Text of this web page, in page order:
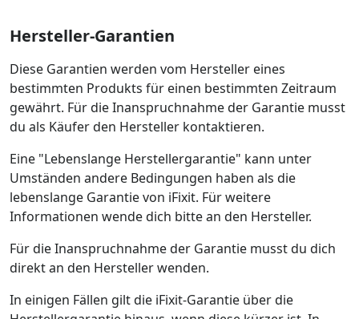
Hersteller-Garantien
Diese Garantien werden vom Hersteller eines
bestimmten Produkts für einen bestimmten Zeitraum
gewährt. Für die Inanspruchnahme der Garantie musst
du als Käufer den Hersteller kontaktieren.
Eine "Lebenslange Herstellergarantie" kann unter
Umständen andere Bedingungen haben als die
lebenslange Garantie von iFixit. Für weitere
Informationen wende dich bitte an den Hersteller.
Für die Inanspruchnahme der Garantie musst du dich
direkt an den Hersteller wenden.
In einigen Fällen gilt die iFixit-Garantie über die